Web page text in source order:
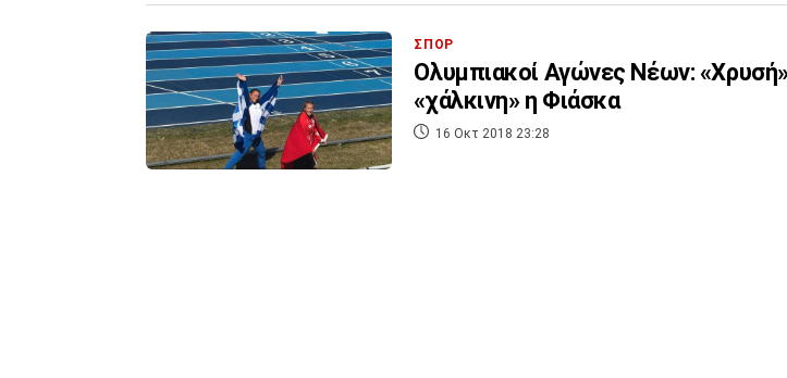
ΣΠΟΡ
Ολυμπιακοί Αγώνες Νέων:
«χάλκινη» η Φιάσκα
16 Οκτ 2018 23:28